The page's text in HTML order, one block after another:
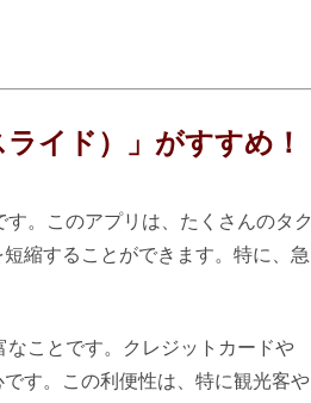
イド）」がすすめ！
。このアプリは、たくさんのタク
縮することができます。特に、急
なことです。クレジットカードや
す。この利便性は、特に観光客や